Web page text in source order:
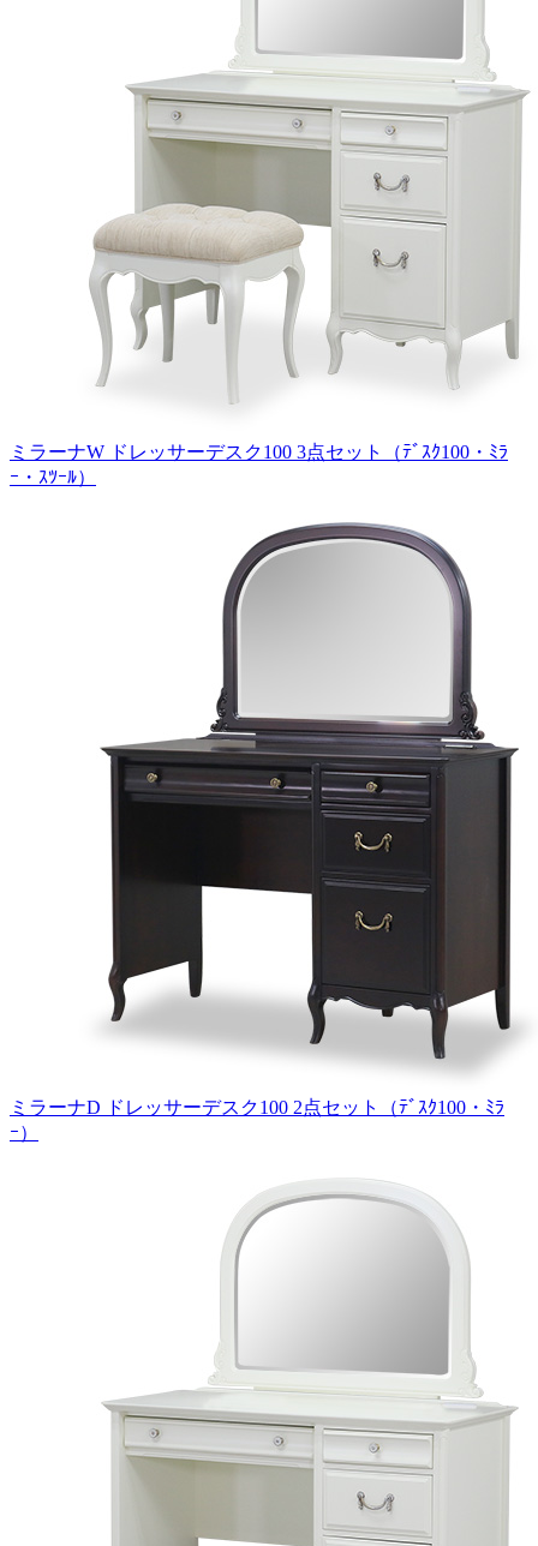
ミラーナW ドレッサーデスク100 3点セット（ﾃﾞｽｸ100・ﾐﾗ
ｰ・ｽﾂｰﾙ）
ミラーナD ドレッサーデスク100 2点セット（ﾃﾞｽｸ100・ﾐﾗ
ｰ）